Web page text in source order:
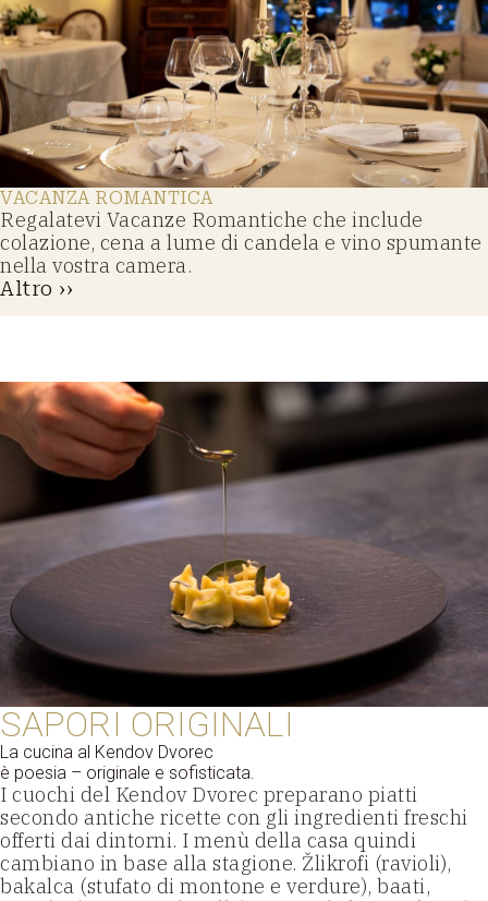
VACANZA ROMANTICA
Regalatevi Vacanze Romantiche che include
colazione, cena a lume di candela e vino spumante
nella vostra camera.
Altro ››
SAPORI ORIGINALI
La cucina al Kendov Dvorec
è poesia – originale e sofisticata.
I cuochi del Kendov Dvorec preparano piatti
secondo antiche ricette con gli ingredienti freschi
offerti dai dintorni. I menù della casa quindi
cambiano in base alla stagione. Žlikrofi (ravioli),
bakalca (stufato di montone e verdure), baati,